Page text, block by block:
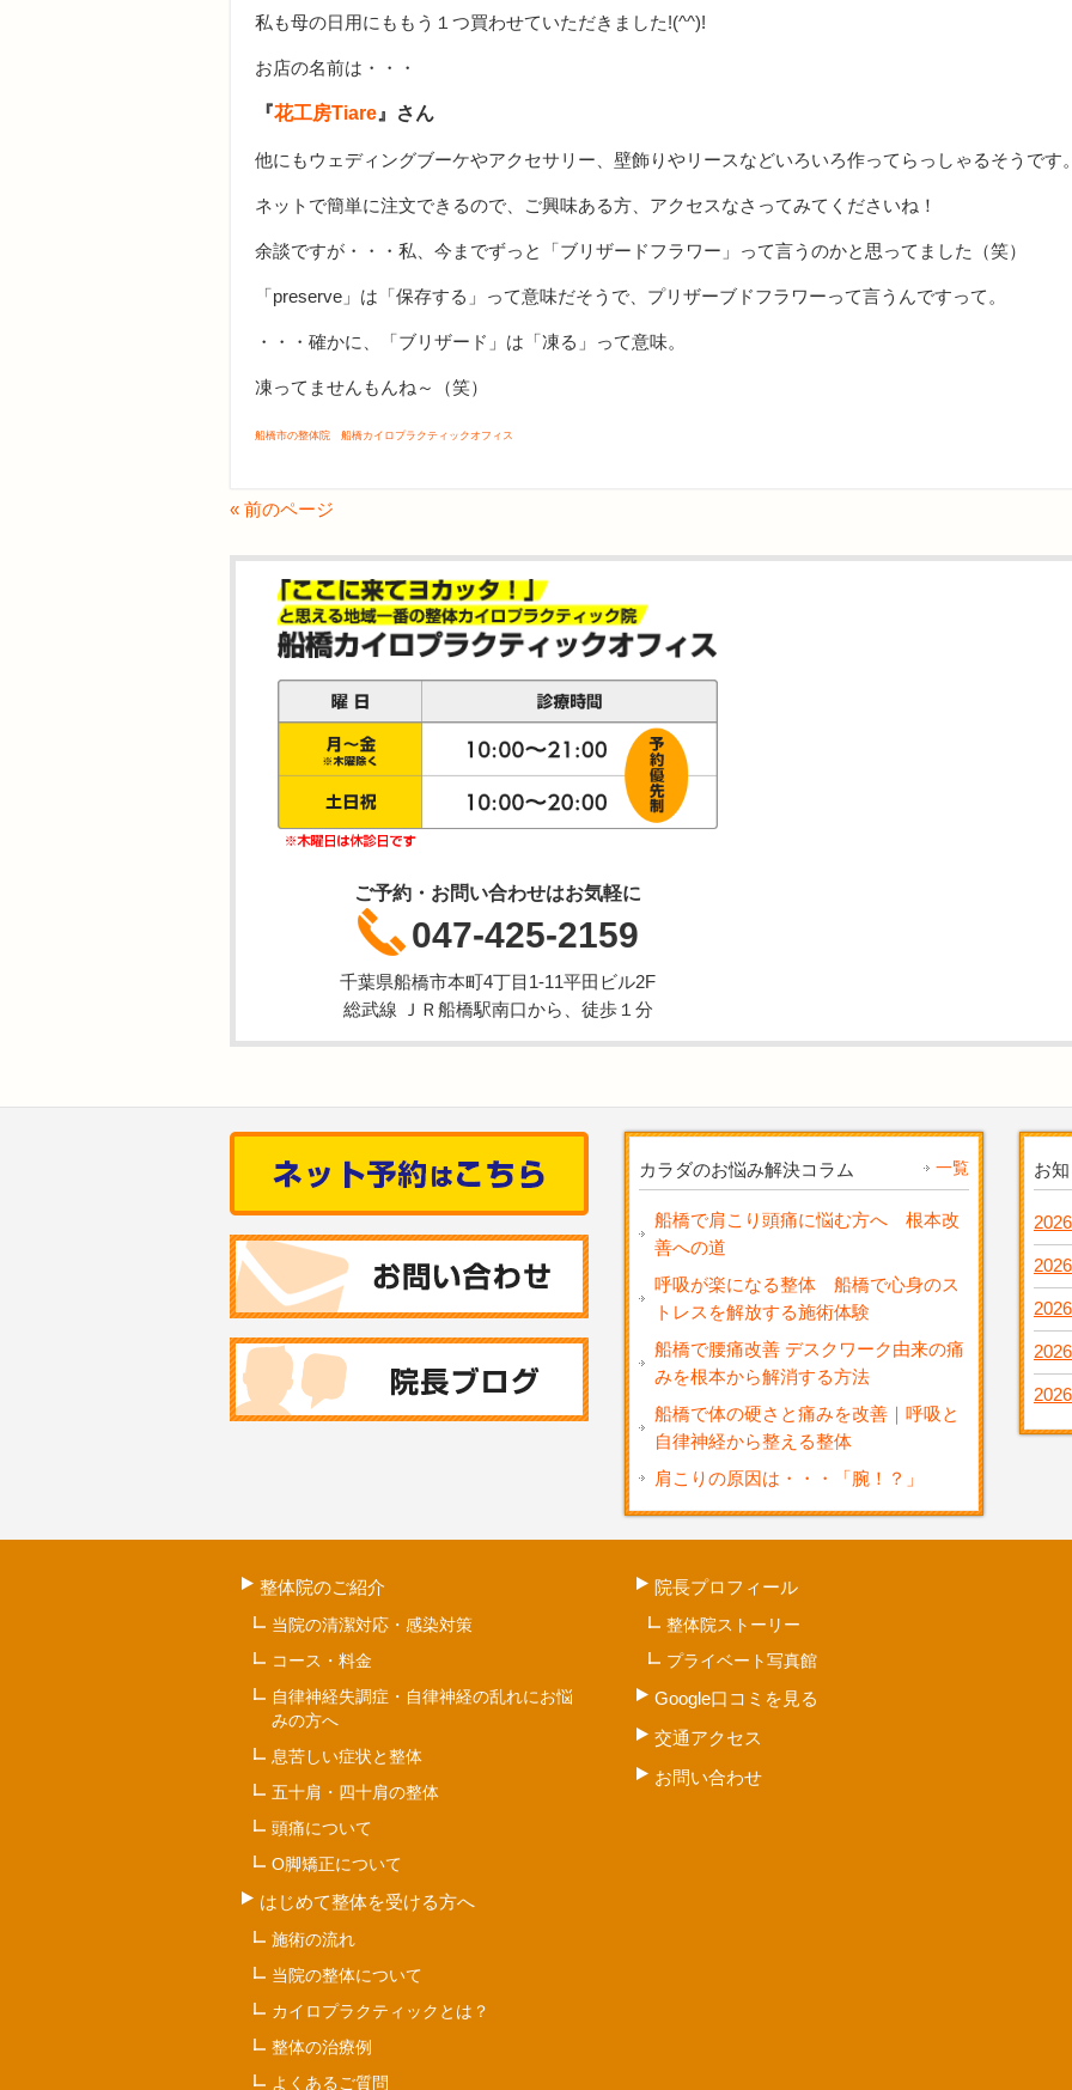
私も母の日用にももう１つ買わせていただきました!(^^)!
お店の名前は・・・
『花工房Tiare 』さん
他にもウェディングブーケやアクセサリー、壁飾りやリースなどいろいろ作ってらっしゃるそうです。
ネットで簡単に注文できるので、ご興味ある方、アクセスなさってみてくださいね！
余談ですが・・・私、今までずっと「ブリザードフラワー」って言うのかと思ってました（笑）
「preserve」は「保存する」って意味だそうで、プリザーブドフラワーって言うんですって。
・・・確かに、「ブリザード」は「凍る」って意味。
凍ってませんもんね～（笑）
船橋市の整体院 船橋カイロプラクティックオフィス
« 前のページ
ご予約・お問い合わせはお気軽に
047-425-2159
千葉県船橋市本町4丁目1-11平田ビル2F
総武線 ＪＲ船橋駅南口から、徒歩１分
カラダのお悩み解決コラム 一覧
船橋で肩こり頭痛に悩む方へ 根本改
善への道
呼吸が楽になる整体 船橋で心身のス
トレスを解放する施術体験
船橋で腰痛改善 デスクワーク由来の痛
みを根本から解消する方法
船橋で体の硬さと痛みを改善｜呼吸と
自律神経から整える整体
肩こりの原因は・・・「腕！？」
お
整体院のご紹介
当院の清潔対応・感染対策
コース・料金
自律神経失調症・自律神経の乱れにお悩
みの方へ
息苦しい症状と整体
五十肩・四十肩の整体
頭痛について
O脚矯正について
はじめて整体を受ける方へ
施術の流れ
当院の整体について
カイロプラクティックとは？
整体の治療例
よくあるご質問
院長プロフィール
整体院ストーリー
プライベート写真館
Google口コミを見る
交通アクセス
お問い合わせ